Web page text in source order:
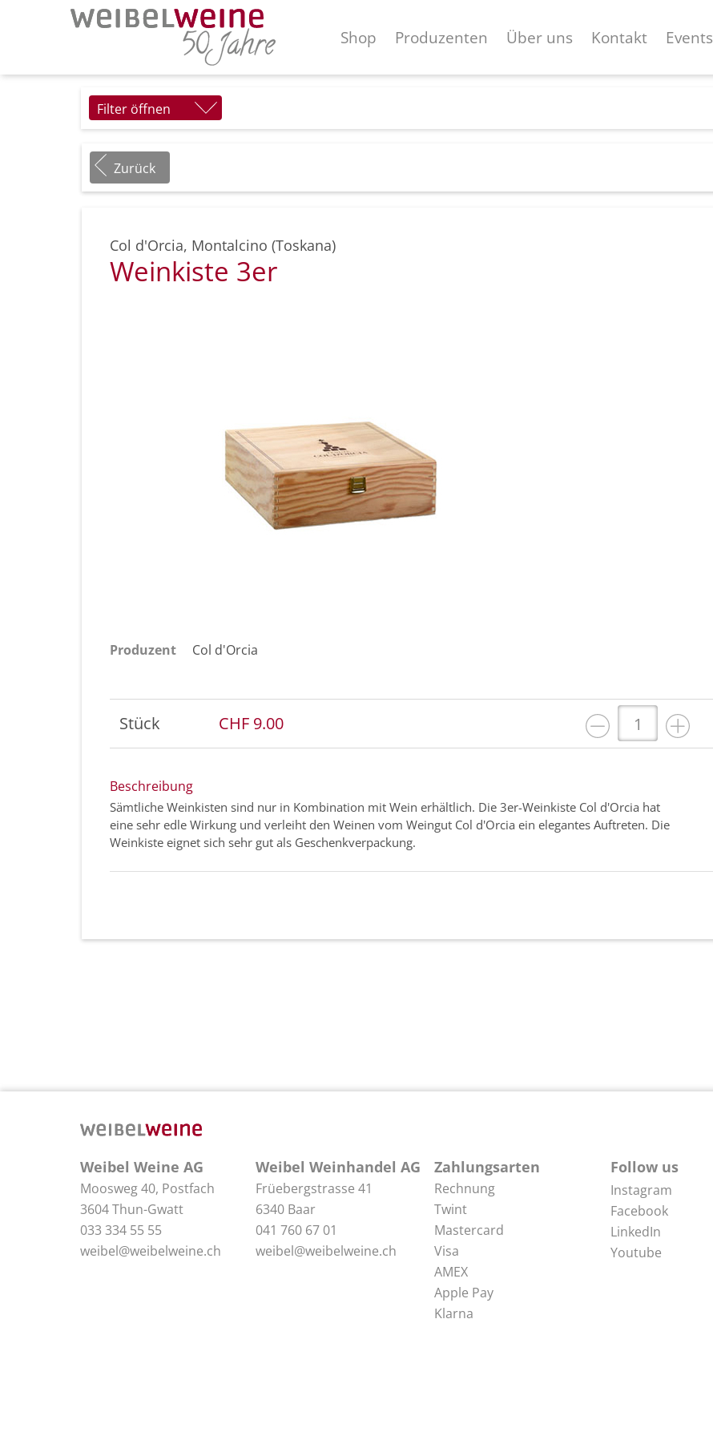
Shop Produzenten Über uns Kontakt Events
Filter öffnen
Zurück
Col d'Orcia, Montalcino (Toskana)
Weinkiste 3er
Produzent Col d'Orcia
Stück CHF 9.00
Beschreibung
Sämtliche Weinkisten sind nur in Kombination mit Wein erhältlich. Die 3er-Weinkiste Col d'Orcia hat
eine sehr edle Wirkung und verleiht den Weinen vom Weingut Col d'Orcia ein elegantes Auftreten. Die
Weinkiste eignet sich sehr gut als Geschenkverpackung.
Weibel Weine AG
Moosweg 40, Postfach
3604 Thun-Gwatt
033 334 55 55
weibel@weibelweine.ch
Weibel Weinhandel AG
Früebergstrasse 41
6340 Baar
041 760 67 01
weibel@weibelweine.ch
Zahlungsarten
Rechnung
Twint
Mastercard
Visa
AMEX
Apple Pay
Klarna
Follow us
Instagram
Facebook
LinkedIn
Youtube